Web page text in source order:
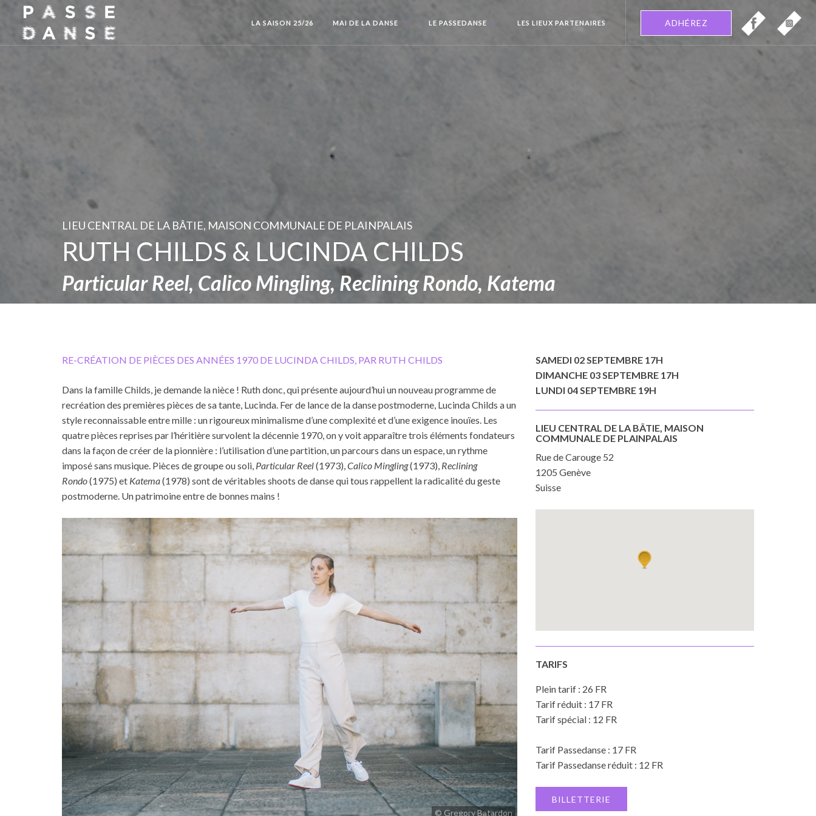
LA SAISON 25/26 MAI DE LA DANSE LE PASSEDANSE LES LIEUX PARTENAIRES ADHÉREZ
LIEU CENTRAL DE LA BÂTIE, MAISON COMMUNALE DE PLAINPALAIS
RUTH CHILDS & LUCINDA CHILDS
Particular Reel, Calico Mingling, Reclining Rondo, Katema
RE-CRÉATION DE PIÈCES DES ANNÉES 1970 DE LUCINDA CHILDS, PAR RUTH CHILDS
Dans la famille Childs, je demande la nièce ! Ruth donc, qui présente aujourd’hui un nouveau programme de
recréation des premières pièces de sa tante, Lucinda. Fer de lance de la danse postmoderne, Lucinda Childs a un
style reconnaissable entre mille : un rigoureux minimalisme d’une complexité et d’une exigence inouïes. Les
quatre pièces reprises par l’héritière survolent la décennie 1970, on y voit apparaître trois éléments fondateurs
dans la façon de créer de la pionnière : l’utilisation d’une partition, un parcours dans un espace, un rythme
imposé sans musique. Pièces de groupe ou soli, Particular Reel(1973),Calico Mingling(1973), Reclining
Rondo(1975) et Katema(1978) sont de véritables shoots de danse qui tous rappellent la radicalité du geste
postmoderne. Un patrimoine entre de bonnes mains !
© Gregory Batardon
SAMEDI 02 SEPTEMBRE 17H
DIMANCHE 03 SEPTEMBRE 17H
LUNDI 04 SEPTEMBRE 19H
LIEU CENTRAL DE LA BÂTIE, MAISON
COMMUNALE DE PLAINPALAIS
Rue de Carouge 52
1205 Genève
Suisse
TARIFS
Plein tarif : 26 FR
Tarif réduit : 17 FR
Tarif spécial : 12 FR
Tarif Passedanse : 17 FR
Tarif Passedanse réduit : 12 FR
BILLETTERIE